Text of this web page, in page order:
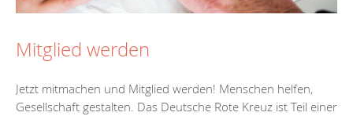
Mitglied werden
Jetzt mitmachen und Mitglied werden! Menschen helfen,
Gesellschaft gestalten. Das Deutsche Rote Kreuz ist Teil einer